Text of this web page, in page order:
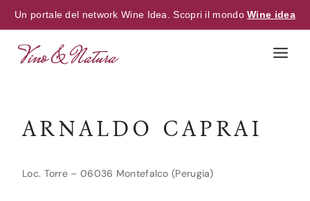
Un portale del network Wine Idea. Scopri il mondoWine idea
ARNALDO CAPRAI
Loc. Torre – 06036 Montefalco (Perugia)